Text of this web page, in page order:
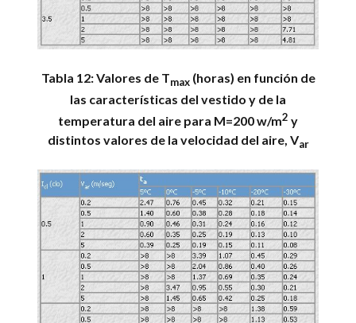
Tabla 12: Valores de Tmax (horas) en función de
las características del vestido y de la
temperatura del aire para M=200 w/m2 y
distintos valores de la velocidad del aire, Var